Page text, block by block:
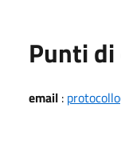
Punti
email :